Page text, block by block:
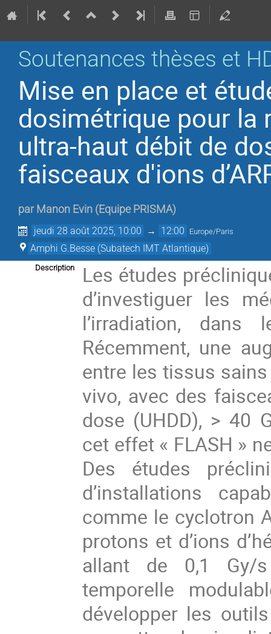
Soutenances thèses et
Mise en place et
dosimétrique pour la
ultra-haut débit de
faisceaux d'ions
par Manon Evin (Equipe PRISMA)
jeudi 28 août 2025, 10:00 → 12:00 Europe/Paris
Amphi G.Besse (Subatech IMT Atlantique)
Description
Les études
d’investiguer les
l’irradiation, dans
Récemment, une
entre les tissus
vivo, avec des
dose (UHDD), > 40
cet effet « FLASH »
Des études
d’installations
comme le cyclotron
protons et d’ions
allant de 0,1 Gy/
temporelle
développer les